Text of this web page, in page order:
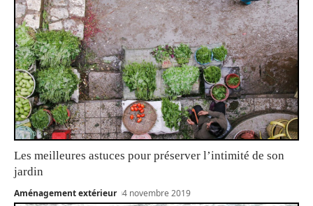
Les meilleures astuces pour préserver l’intimité de son
jardin
Aménagement extérieur 4 novembre 2019